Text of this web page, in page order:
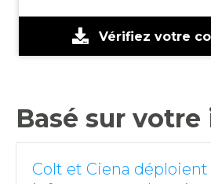
Vérifiez votre
Basé sur
Colt et Ciena